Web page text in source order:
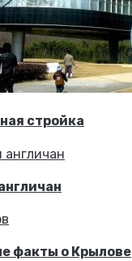
стройка
факты о Крылове